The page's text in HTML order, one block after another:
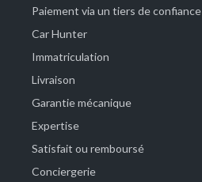
Paiement via un tiers de confiance
Car Hunter
Immatriculation
Livraison
Garantie mécanique
Expertise
Satisfait ou remboursé
Conciergerie